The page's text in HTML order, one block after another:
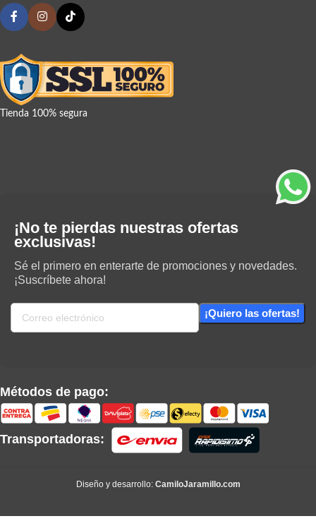
Tienda 100% segura
¡No te pierdas nuestras ofertas
exclusivas!
Sé el primero en enterarte de promociones y novedades.
¡Suscríbete ahora!
Métodos de pago:
Transportadoras:
Diseño y desarrollo: CamiloJaramillo.com